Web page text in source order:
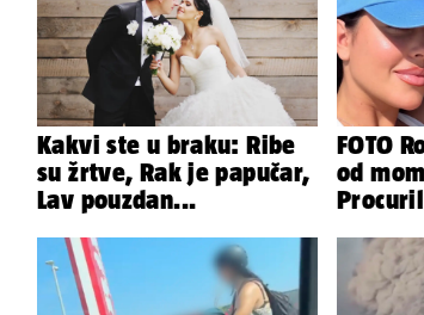
Kakvi ste u braku: Ribe
su žrtve, Rak je papučar,
Lav pouzdan...
FOTO
od